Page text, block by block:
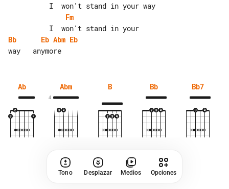
Fm
Bb
Eb Abm Eb
Ab Abm
4
B Bb Bb7
Tono Desplazar Medios Opciones